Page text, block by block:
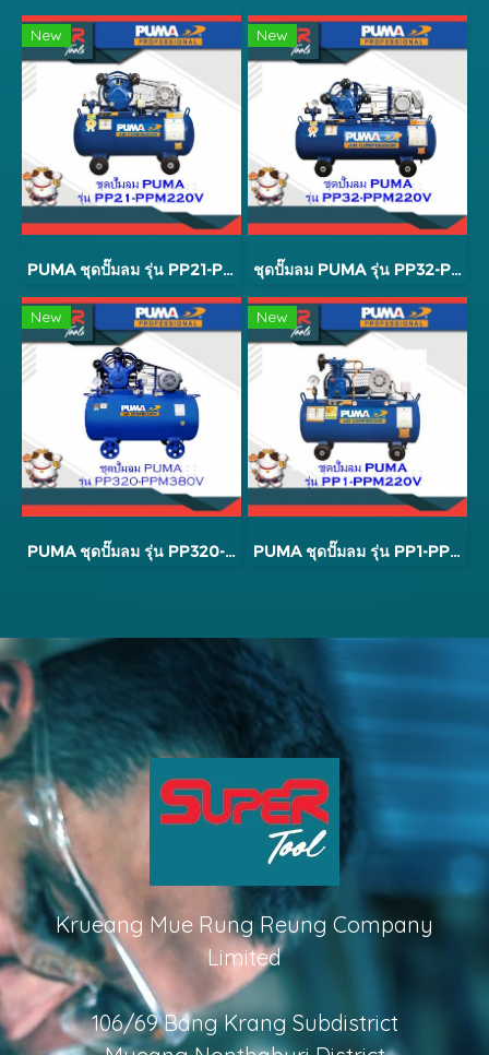
New
PUMA ชุดปั๊มลม รุ่น PP21-PPM220V
New
ชุดปั๊มลม PUMA รุ่น PP32-PPM220V 3 สูบ 148 ลิตร
New
PUMA ชุดปั๊มลม รุ่น PP320-PPM380V
New
PUMA ชุดปั๊มลม รุ่น PP1-PPM220V
Krueang Mue Rung Reung Company
Limited
106/69 Bang Krang Subdistrict